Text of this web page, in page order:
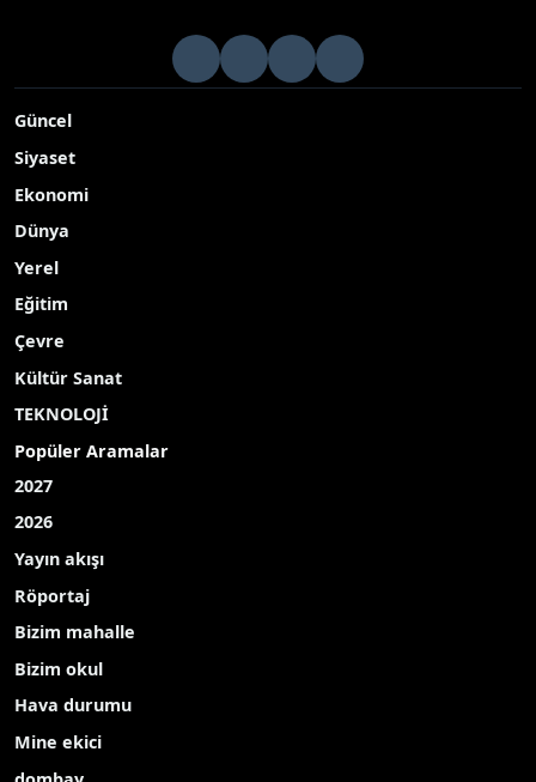
Güncel
Siyaset
Ekonomi
Dünya
Yerel
Eğitim
Çevre
Kültür Sanat
TEKNOLOJİ
Popüler Aramalar
2027
2026
Yayın akışı
Röportaj
Bizim mahalle
Bizim okul
Hava durumu
Mine ekici